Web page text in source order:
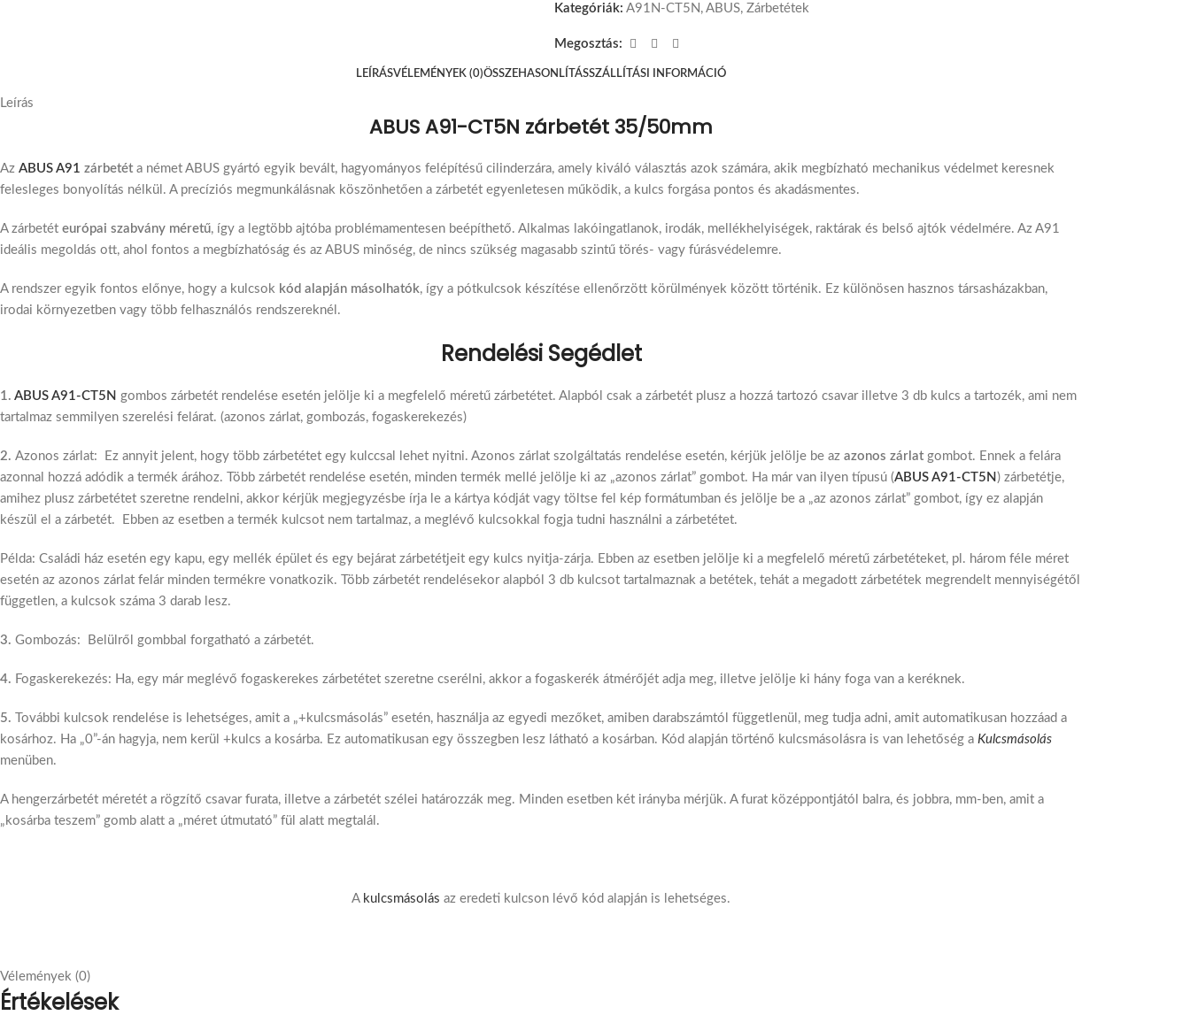
Kategóriák: A91N-CT5N , ABUS, Zárbetétek
Megosztás:
LEÍRÁSVÉLEMÉNYEK (0)ÖSSZEHASONLÍTÁSSZÁLLÍTÁSI INFORMÁCIÓ
Leírás
ABUS A91-CT5N zárbetét 35/50mm
Az ABUS A91 zárbetéta német ABUS gyártó egyik bevált, hagyományos felépítésű cilinderzára, amely kiváló választás azok számára, akik megbízható mechanikus védelmet keresnek
felesleges bonyolítás nélkül. A precíziós megmunkálásnak köszönhetően a zárbetét egyenletesen működik, a kulcs forgása pontos és akadásmentes.
A zárbetét európai szabvány méretű, így a legtöbb ajtóba problémamentesen beépíthető. Alkalmas lakóingatlanok, irodák, mellékhelyiségek, raktárak és belső ajtók védelmére. Az A91
ideális megoldás ott, ahol fontos a megbízhatóság és az ABUS minőség, de nincs szükség magasabb szintű törés- vagy fúrásvédelemre.
A rendszer egyik fontos előnye, hogy a kulcsok kód alapján másolhatók, így a pótkulcsok készítése ellenőrzött körülmények között történik. Ez különösen hasznos társasházakban,
irodai környezetben vagy több felhasználós rendszereknél.
Rendelési Segédlet
1. ABUS A91-CT5N gombos zárbetét rendelése esetén jelölje ki a megfelelő méretű zárbetétet. Alapból csak a zárbetét plusz a hozzá tartozó csavar illetve 3 db kulcs a tartozék, ami nem
tartalmaz semmilyen szerelési felárat. (azonos zárlat, gombozás, fogaskerekezés)
2. Azonos zárlat: Ez annyit jelent, hogy több zárbetétet egy kulccsal lehet nyitni. Azonos zárlat szolgáltatás rendelése esetén, kérjük jelölje be az azonos zárlatgombot. Ennek a felára
azonnal hozzá adódik a termék árához. Több zárbetét rendelése esetén, minden termék mellé jelölje ki az „azonos zárlat” gombot. Ha már van ilyen típusú (ABUS A91-CT5N ) zárbetétje,
amihez plusz zárbetétet szeretne rendelni, akkor kérjük megjegyzésbe írja le a kártya kódját vagy töltse fel kép formátumban és jelölje be a „az azonos zárlat” gombot, így ez alapján
készül el a zárbetét. Ebben az esetben a termék kulcsot nem tartalmaz, a meglévő kulcsokkal fogja tudni használni a zárbetétet.
Példa: Családi ház esetén egy kapu, egy mellék épület és egy bejárat zárbetétjeit egy kulcs nyitja-zárja. Ebben az esetben jelölje ki a megfelelő méretű zárbetéteket, pl. három féle méret
esetén az azonos zárlat felár minden termékre vonatkozik. Több zárbetét rendelésekor alapból 3 db kulcsot tartalmaznak a betétek, tehát a megadott zárbetétek megrendelt mennyiségétől
független, a kulcsok száma 3 darab lesz.
3. Gombozás: Belülről gombbal forgatható a zárbetét.
4. Fogaskerekezés: Ha, egy már meglévő fogaskerekes zárbetétet szeretne cserélni, akkor a fogaskerék átmérőjét adja meg, illetve jelölje ki hány foga van a keréknek.
5. További kulcsok rendelése is lehetséges, amit a „+kulcsmásolás” esetén, használja az egyedi mezőket, amiben darabszámtól függetlenül, meg tudja adni, amit automatikusan hozzáad a
kosárhoz. Ha „0”-án hagyja, nem kerül +kulcs a kosárba. Ez automatikusan egy összegben lesz látható a kosárban. Kód alapján történő kulcsmásolásra is van lehetőség a Kulcsmásolás
menüben.
A hengerzárbetét méretét a rögzítő csavar furata, illetve a zárbetét szélei határozzák meg. Minden esetben két irányba mérjük. A furat középpontjától balra, és jobbra, mm-ben, amit a
„kosárba teszem” gomb alatt a „méret útmutató” fül alatt megtalál.
A kulcsmásolás az eredeti kulcson lévő kód alapján is lehetséges.
Vélemények (0)
Értékelések